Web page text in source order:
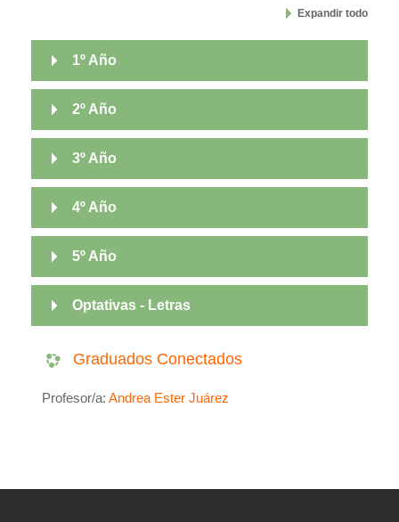
Expandir todo
1º Año
2º Año
3º Año
4º Año
5º Año
Optativas - Letras
Graduados Conectados
Profesor/a: Andrea Ester Juárez